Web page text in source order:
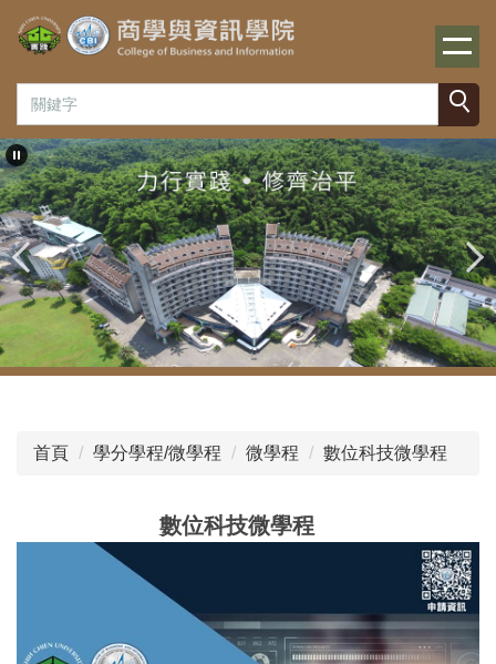
跳
到
內
容
區
首頁 學分學程/微學程 微學程 數位科技微學程
數位科技微學程